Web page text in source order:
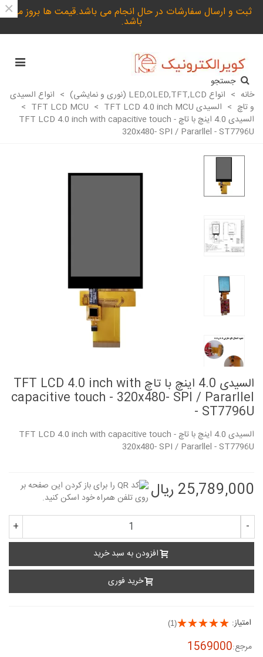
ثبت و ارسال سفارشات در حال انجام می باشد.قیمت ها بروز می
باشد.
×
جستجو
خانه > انواع LED,OLED,TFT,LCD (نوری و نمایشی) > انواع السیدی
و تاچ > السیدی TFT LCD MCU > TFT LCD 4.0 inch MCU
>
السیدی 4.0 اینچ با تاچ TFT LCD 4.0 inch with capacitive touch -
320x480- SPI / Pararllel - ST7796U
السیدی 4.0 اینچ با تاچ TFT LCD 4.0 inch with
capacitive touch - 320x480- SPI / Pararllel
- ST7796U
السیدی 4.0 اینچ با تاچ TFT LCD 4.0 inch with capacitive touch -
320x480- SPI / Pararllel - ST7796U
25,789,000 ریال
-
+
افزودن به سبد خرید
خرید فوری
امتیاز: (1)
مرجع:1569000